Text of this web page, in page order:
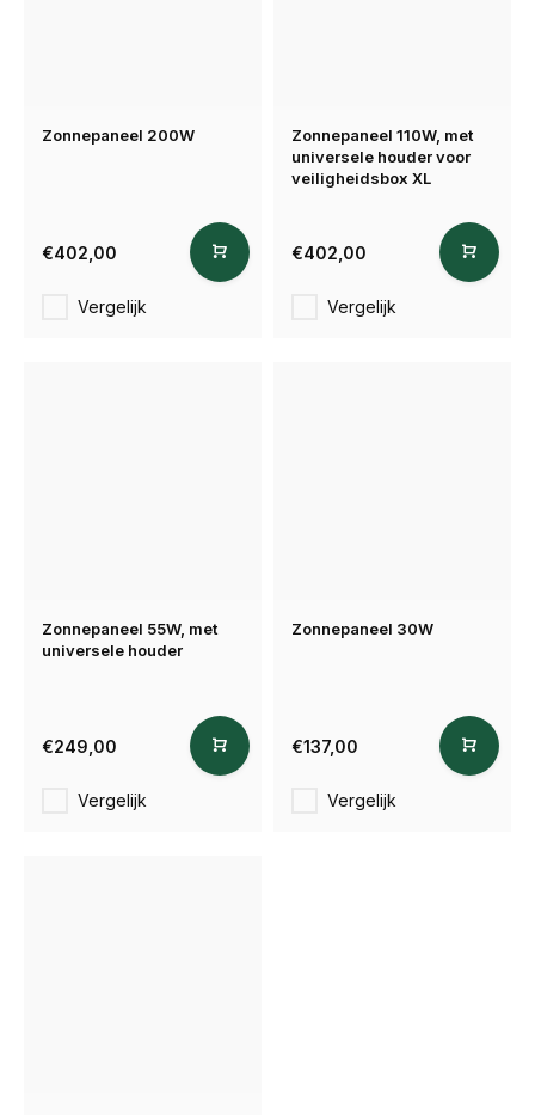
Zonnepaneel 200W
€402,00
Vergelijk
Zonnepaneel 110W, met
universele houder voor
veiligheidsbox XL
€402,00
Vergelijk
Zonnepaneel 55W, met
universele houder
€249,00
Vergelijk
Zonnepaneel 30W
€137,00
Vergelijk